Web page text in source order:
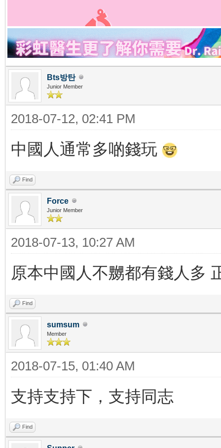
Bts방탄
Junior Member
2018-07-12, 02:41 PM
中國人通常多啲錢玩
Find
Force
Junior Member
2018-07-13, 10:27 AM
原本中國人不嬲都有錢人多
Find
sumsum
Member
2018-07-15, 01:40 AM
支持支持下，支持同志
Find